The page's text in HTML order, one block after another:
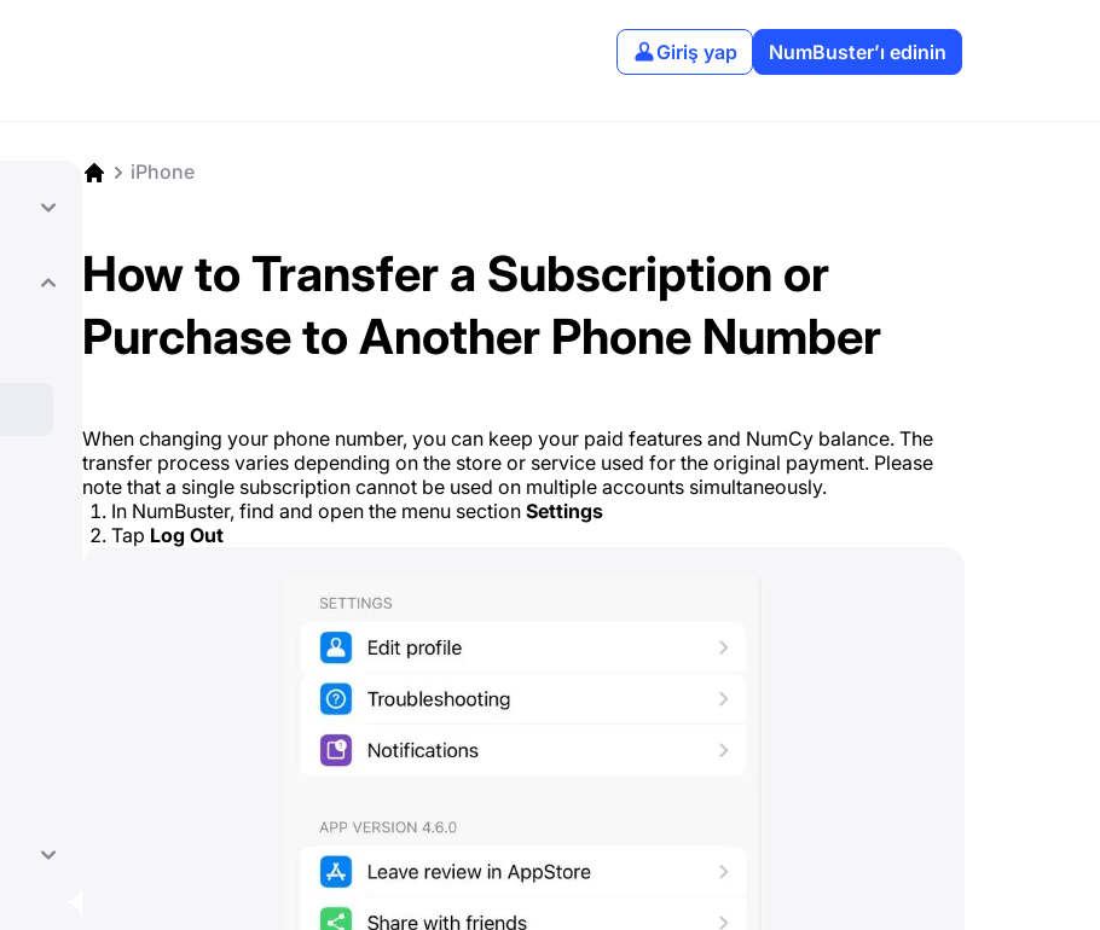
Giriş yap NumBuster’ı edinin
iPhone
How to Transfer a Subscription or
Purchase to Another Phone Number
When changing your phone number, you can keep your paid features and NumCy balance. The
transfer process varies depending on the store or service used for the original payment. Please
note that a single subscription cannot be used on multiple accounts simultaneously.
In NumBuster, find and open the menu section Settings
Tap Log Out